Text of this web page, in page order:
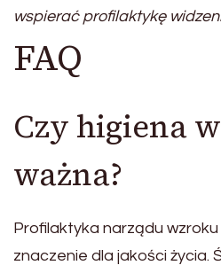
wspierać profilaktykę
FAQ
Czy higiena
ważna?
Profilaktyka narządu
znaczenie dla jakości życia.